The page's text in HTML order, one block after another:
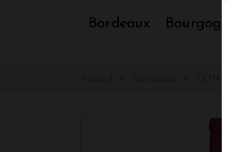
Bordeaux